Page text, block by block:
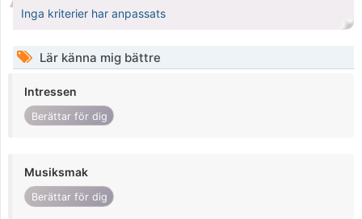
Inga kriterier har anpassats
Lär känna mig bättre
Intressen
Berättar för dig
Musiksmak
Berättar för dig